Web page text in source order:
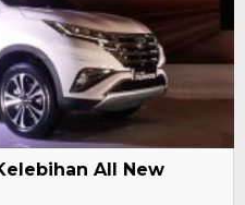
All New